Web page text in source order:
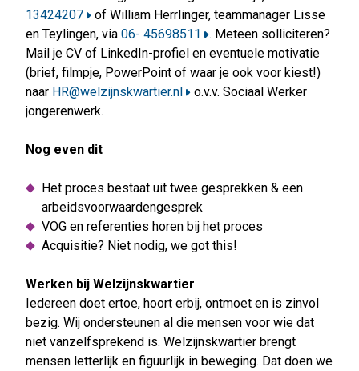
13424207
of William Herrlinger, teammanager Lisse
en Teylingen, via 06- 45698511
. Meteen solliciteren?
Mail je CV of LinkedIn-profiel en eventuele motivatie
(brief, filmpje, PowerPoint of waar je ook voor kiest!)
naar HR@welzijnskwartier.nl
o.v.v. Sociaal Werker
jongerenwerk.
Nog even dit
Het proces bestaat uit twee gesprekken & een
arbeidsvoorwaardengesprek
VOG en referenties horen bij het proces
Acquisitie? Niet nodig, we got this!
Werken bij Welzijnskwartier
Iedereen doet ertoe, hoort erbij, ontmoet en is zinvol
bezig. Wij ondersteunen al die mensen voor wie dat
niet vanzelfsprekend is. Welzijnskwartier brengt
mensen letterlijk en figuurlijk in beweging. Dat doen we